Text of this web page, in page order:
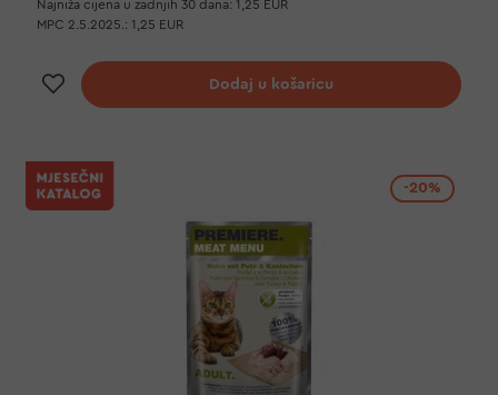
Najniža cijena u zadnjih 30 dana: 1,25 EUR
MPC 2.5.2025.: 1,25 EUR
Dodaj na listu želja
Dodaj u košaricu
-20%